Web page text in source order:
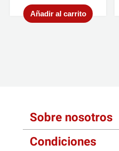
Añadir al carrito
Sobre nosotros
Condiciones